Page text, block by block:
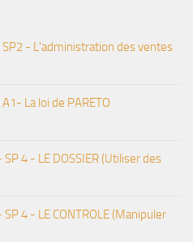
SP2 - L'administration des ventes
La loi de PARETO
4 - LE DOSSIER (Utiliser des
4 - LE CONTROLE (Manipuler